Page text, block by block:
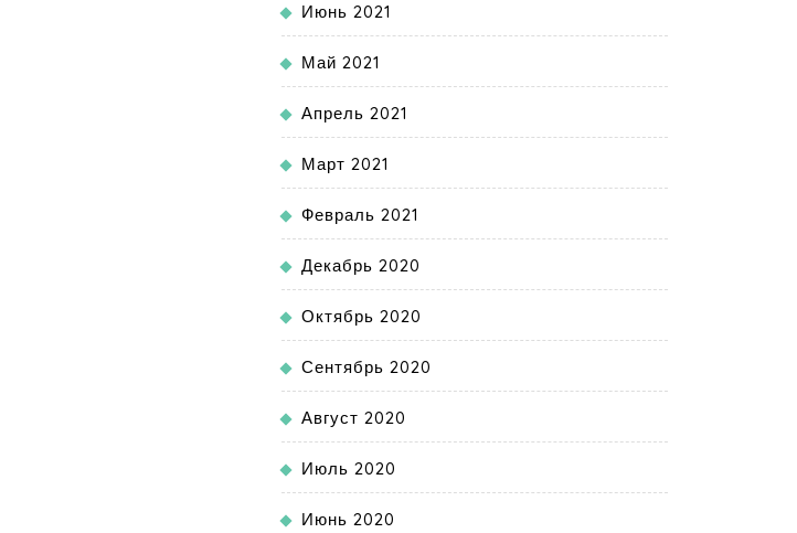
Июнь 2021
Май 2021
Апрель 2021
Март 2021
Февраль 2021
Декабрь 2020
Октябрь 2020
Сентябрь 2020
Август 2020
Июль 2020
Июнь 2020